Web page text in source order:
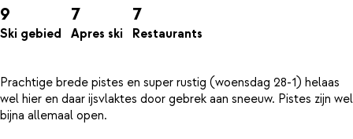
9
Ski gebied
7
Apres ski
7
Restaurants
Prachtige brede pistes en super rustig (woensdag 28-1) helaas
wel hier en daar ijsvlaktes door gebrek aan sneeuw. Pistes zijn wel